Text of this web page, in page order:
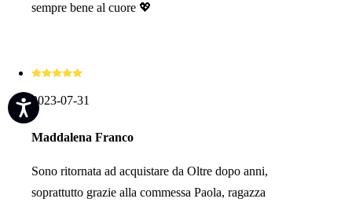
sempre bene al cuore 💖
2023-07-31
Maddalena Franco
Sono ritornata ad acquistare da Oltre dopo anni,
soprattutto grazie alla commessa Paola, ragazza